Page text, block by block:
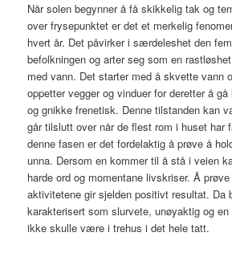
Når solen begynner å få skikkelig tak og
over frysepunktet er det et merkelig
hvert år. Det påvirker i særdeleshet den
befolkningen og arter seg som en
med vann. Det starter med å skvette vann
oppetter vegger og vinduer for deretter å
og gnikke frenetisk. Denne tilstanden kan
går tilslutt over når de flest rom i huset har
denne fasen er det fordelaktig å prøve å
unna. Dersom en kommer til å stå i veien
harde ord og momentane livskriser. Å
aktivitetene gir sjelden positivt resultat. Da
karakterisert som slurvete, unøyaktig og
ikke skulle være i trehus i det hele tatt.